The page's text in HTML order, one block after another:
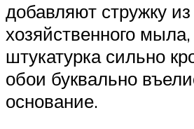
добавляют стружку из
хозяйственного
штукатурка сильно
обои буквально
основание.